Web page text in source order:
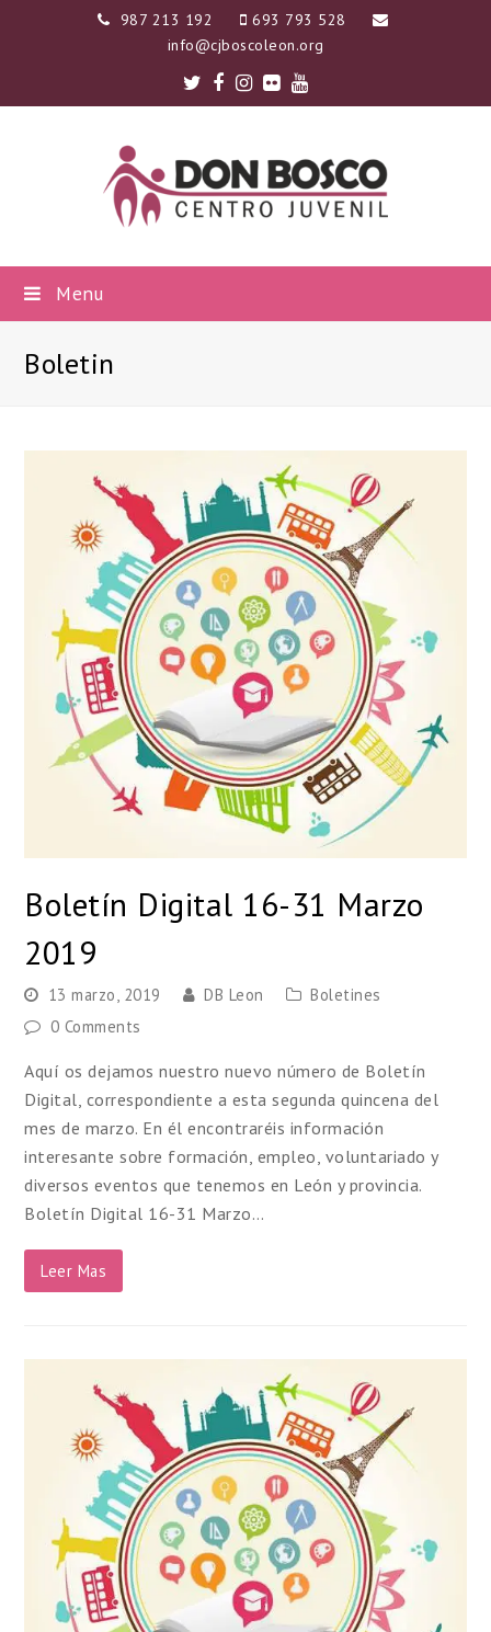
987 213 192
693 793 528
info@cjboscoleon.org
Twitter
Facebook
Instagram
FlickrYoutube
Menu
Boletin
Boletín Digital 16-31 Marzo
2019
13 marzo, 2019 DB Leon
Boletines
0 Comments
Aquí os dejamos nuestro nuevo número de Boletín
Digital, correspondiente a esta segunda quincena del
mes de marzo. En él encontraréis información
interesante sobre formación, empleo, voluntariado y
diversos eventos que tenemos en León y provincia.
Boletín Digital 16-31 Marzo…
Leer Mas